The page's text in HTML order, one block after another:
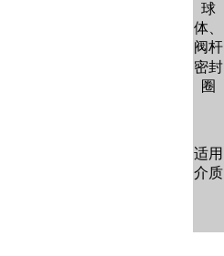
球
体、
阀杆
密封
圈
适用
介质